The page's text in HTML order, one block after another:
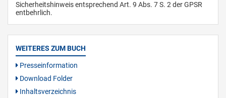
Sicherheitshinweis entsprechend Art. 9 Abs. 7 S. 2 der GPSR
entbehrlich.
WEITERES ZUM BUCH
Presseinformation
Download Folder
Inhaltsverzeichnis